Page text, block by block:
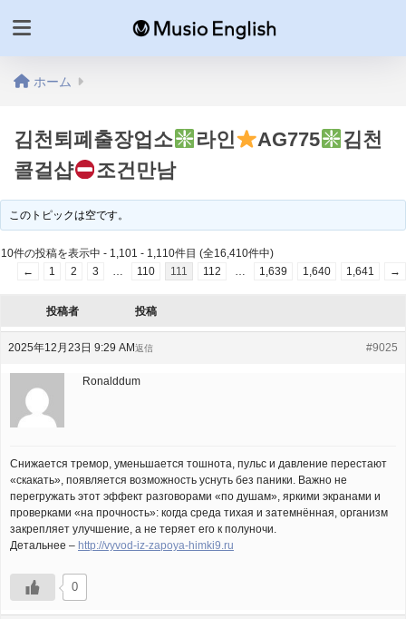
ホーム
김천퇴폐출장업소 라인 AG775
김천
콜걸샵
조건만남
このトピックは空です。
10件の投稿を表示中 - 1,101 - 1,110件目 (全16,410件中)
←
1 2 3 … 110 111 112 … 1,639 1,640 1,641 →
投稿者 投稿
2025年12月23日 9:29 AM #9025
返信
Ronalddum
Снижается тремор, уменьшается тошнота, пульс и давление перестают
«скакать», появляется возможность уснуть без паники. Важно не
перегружать этот эффект разговорами «по душам», яркими экранами и
проверками «на прочность»: когда среда тихая и затемнённая, организм
закрепляет улучшение, а не теряет его к полуночи.
Детальнее – http://vyvod-iz-zapoya-himki9.ru
0